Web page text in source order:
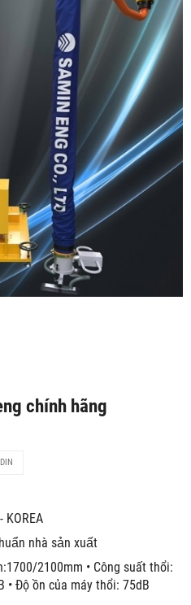
chính hãng
KOREA
nhà sản xuất
2100mm • Công suất thổi:
• Độ ồn của máy thổi: 75dB